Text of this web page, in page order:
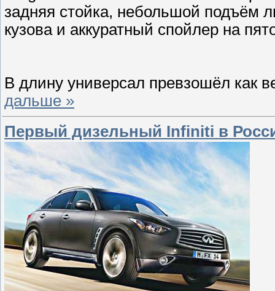
задняя стойка, небольшой подъём
кузова и аккуратный спойлер на
В длину универсал превзошёл как
дальше »
Первый дизельный Infiniti в